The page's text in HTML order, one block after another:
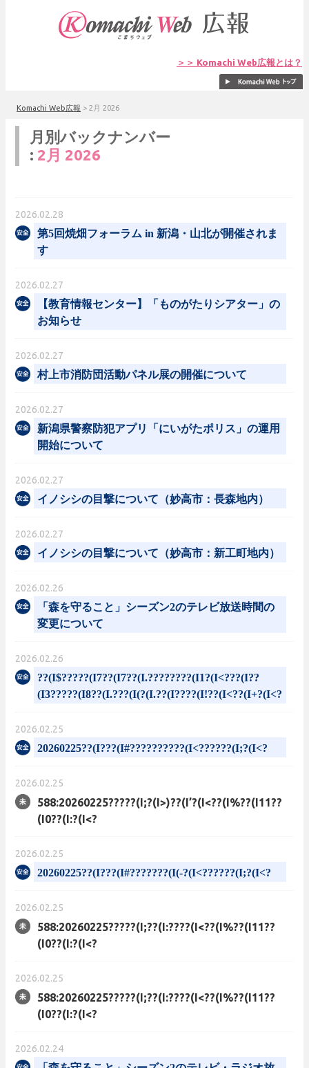
＞＞ Komachi Web広報とは？
Komachi Web広報 > 2月 2026
月別バックナンバー
: 2月 2026
2026.02.28
第5回焼畑フォーラム in 新潟・山北が開催されま
す
2026.02.27
【教育情報センター】「ものがたりシアター」の
お知らせ
2026.02.27
村上市消防団活動パネル展の開催について
2026.02.27
新潟県警察防犯アプリ「にいがたポリス」の運用
開始について
2026.02.27
イノシシの目撃について（妙高市：長森地内）
2026.02.27
イノシシの目撃について（妙高市：新工町地内）
2026.02.26
「森を守ること」シーズン2のテレビ放送時間の
変更について
2026.02.26
??(I$?????(I7??(I7??(I.????????(I1?(I<???(I??
(I3?????(I8??(I.???(I(?(I.??(I????(I!??(I<??(I+?(I<?
2026.02.25
20260225??(I???(I#??????????(I<??????(I;?(I<?
2026.02.25
588:20260225?????(I;?(I>)??(I’?(I<??(I%??(I11??
(I0??(I:?(I<?
2026.02.25
20260225??(I???(I#???????(I(-?(I<??????(I;?(I<?
2026.02.25
588:20260225?????(I;??(I:????(I<??(I%??(I11??
(I0??(I:?(I<?
2026.02.25
588:20260225?????(I;??(I:????(I<??(I%??(I11??
(I0??(I:?(I<?
2026.02.24